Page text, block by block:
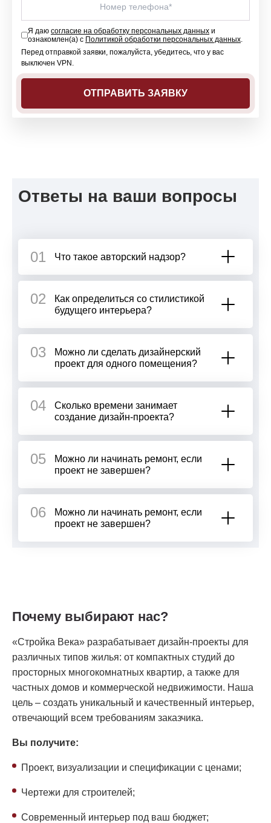
Я даю согласие на обработку персональных данныхи
ознакомлен(а) с Политикой обработки персональных данных.
Перед отправкой заявки, пожалуйста, убедитесь, что у вас
выключен VPN.
Ответы на ваши вопросы
01 Что такое авторский надзор?
02
Как определиться со стилистикой
будущего интерьера?
03
Можно ли сделать дизайнерский
проект для одного помещения?
04
Сколько времени занимает
создание дизайн-проекта?
05
Можно ли начинать ремонт, если
проект не завершен?
06
Можно ли начинать ремонт, если
проект не завершен?
Почему выбирают нас?
«Стройка Века» разрабатывает дизайн-проекты для
различных типов жилья: от компактных студий до
просторных многокомнатных квартир, а также для
частных домов и коммерческой недвижимости. Наша
цель – создать уникальный и качественный интерьер,
отвечающий всем требованиям заказчика.
Вы получите:
Проект, визуализации и спецификации с ценами;
Чертежи для строителей;
Современный интерьер под ваш бюджет;